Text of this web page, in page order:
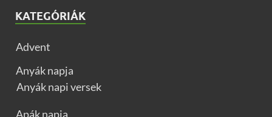
KATEGÓRIÁK
Advent
Anyák napja
Anyák napi versek
Apák napja